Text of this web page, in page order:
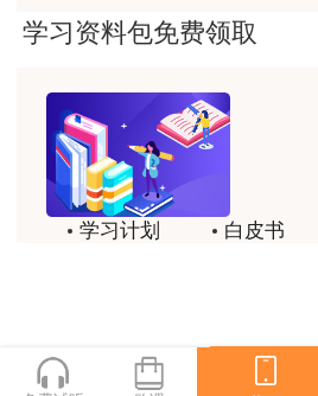
用户ch****15
用户s****02
喜欢达老师的讲课
用户s****02
讲的不错~
用户s****02
学习资料包免费领取
学习计划
白皮书